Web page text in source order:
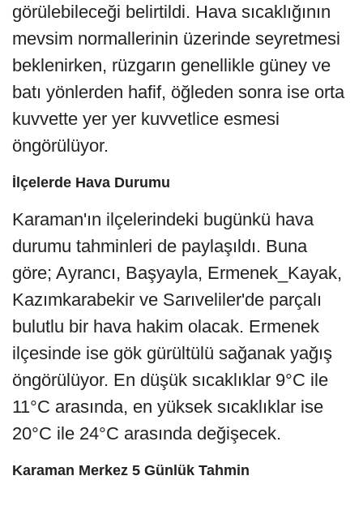
görülebileceği belirtildi. Hava sıcaklığının
mevsim normallerinin üzerinde seyretmesi
beklenirken, rüzgarın genellikle güney ve
batı yönlerden hafif, öğleden sonra ise orta
kuvvette yer yer kuvvetlice esmesi
öngörülüyor.
İlçelerde Hava Durumu
Karaman'ın ilçelerindeki bugünkü hava
durumu tahminleri de paylaşıldı. Buna
göre; Ayrancı, Başyayla, Ermenek_Kayak,
Kazımkarabekir ve Sarıveliler'de parçalı
bulutlu bir hava hakim olacak. Ermenek
ilçesinde ise gök gürültülü sağanak yağış
öngörülüyor. En düşük sıcaklıklar 9°C ile
11°C arasında, en yüksek sıcaklıklar ise
20°C ile 24°C arasında değişecek.
Karaman Merkez 5 Günlük Tahmin